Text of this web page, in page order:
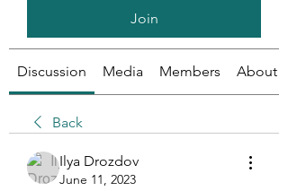
Join
Discussion Media Members About
Back
Ilya Drozdov
June 11, 2023